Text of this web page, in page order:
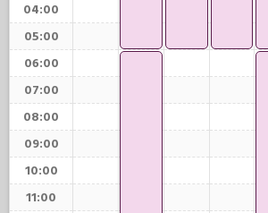
04:00
05:00
06:00
07:00
08:00
09:00
10:00
11:00